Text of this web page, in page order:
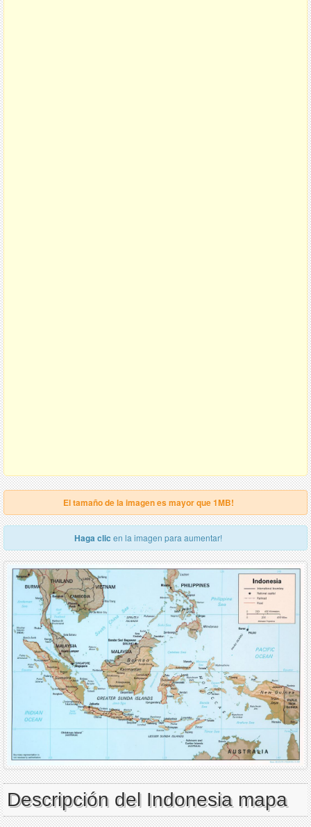
El tamaño de la imagen es mayor que 1MB!
Haga clic en la imagen para aumentar!
Descripción del Indonesia mapa